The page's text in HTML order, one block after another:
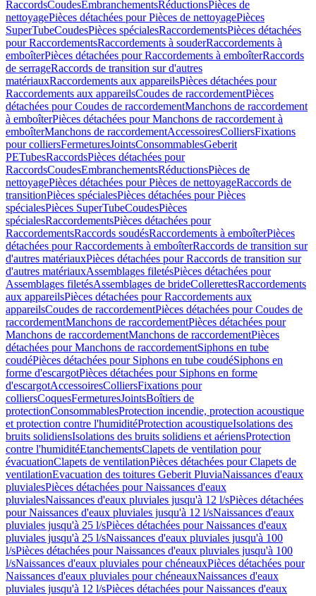
RaccordsCoudesEmbranchementsRéductionsPièces de
nettoyagePièces détachées pour Pièces de nettoyagePièces
SuperTubeCoudesPièces spécialesRaccordementsPièces détachées
pour RaccordementsRaccordements à souderRaccordements à
emboîterPièces détachées pour Raccordements à emboîterRaccords
de serrageRaccords de transition sur d'autres
matériauxRaccordements aux appareilsPièces détachées pour
Raccordements aux appareilsCoudes de raccordementPièces
détachées pour Coudes de raccordementManchons de raccordement
à emboîterPièces détachées pour Manchons de raccordement à
emboîterManchons de raccordementAccessoiresColliersFixations
pour colliersFermeturesJointsConsommablesGeberit
PETubesRaccordsPièces détachées pour
RaccordsCoudesEmbranchementsRéductionsPièces de
nettoyagePièces détachées pour Pièces de nettoyageRaccords de
transitionPièces spécialesPièces détachées pour Pièces
spécialesPièces SuperTubeCoudesPièces
spécialesRaccordementsPièces détachées pour
RaccordementsRaccords soudésRaccordements à emboîterPièces
détachées pour Raccordements à emboîterRaccords de transition sur
d'autres matériauxPièces détachées pour Raccords de transition sur
d'autres matériauxAssemblages filetésPièces détachées pour
Assemblages filetésAssemblages de brideCollerettesRaccordements
aux appareilsPièces détachées pour Raccordements aux
appareilsCoudes de raccordementPièces détachées pour Coudes de
raccordementManchons de raccordementPièces détachées pour
Manchons de raccordementManchons de raccordementPièces
détachées pour Manchons de raccordementSiphons en tube
coudéPièces détachées pour Siphons en tube coudéSiphons en
forme d'escargotPièces détachées pour Siphons en forme
d'escargotAccessoiresColliersFixations pour
colliersCoquesFermeturesJointsBoîtiers de
protectionConsommablesProtection incendie, protection acoustique
et protection contre l'humiditéProtection acoustiqueIsolations des
bruits solidiensIsolations des bruits solidiens et aériensProtection
contre l'humiditéEtanchementsClapets de ventilation pour
évacuationClapets de ventilationPièces détachées pour Clapets de
ventilationEvacuation des toitures Geberit PluviaNaissances d'eaux
pluvialesPièces détachées pour Naissances d'eaux
pluvialesNaissances d'eaux pluviales jusqu'à 12 l/sPièces détachées
pour Naissances d'eaux pluviales jusqu'à 12 l/sNaissances d'eaux
pluviales jusqu'à 25 l/sPièces détachées pour Naissances d'eaux
pluviales jusqu'à 25 l/sNaissances d'eaux pluviales jusqu'à 100
l/sPièces détachées pour Naissances d'eaux pluviales jusqu'à 100
l/sNaissances d'eaux pluviales pour chéneauxPièces détachées pour
Naissances d'eaux pluviales pour chéneauxNaissances d'eaux
pluviales jusqu'à 12 l/sPièces détachées pour Naissances d'eaux